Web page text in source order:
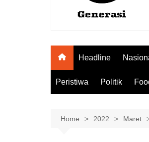
Headline
Peristiwa Politik
Home 2022 Maret